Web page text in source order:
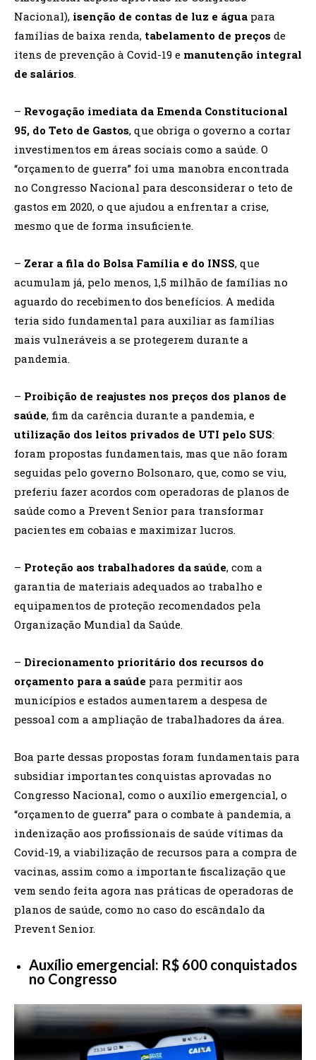
Nacional), isenção de contas de luz e água para
famílias de baixa renda, tabelamento de preços de
itens de prevenção à Covid-19 e manutenção integral
de salários.
– Revogação imediata da Emenda Constitucional
95, do Teto de Gastos, que obriga o governo a cortar
investimentos em áreas sociais como a saúde. O
“orçamento de guerra” foi uma manobra encontrada
no Congresso Nacional para desconsiderar o teto de
gastos em 2020, o que ajudou a enfrentar a crise,
mesmo que de forma insuficiente.
– Zerar a fila do Bolsa Família e do INSS, que
acumulam já, pelo menos, 1,5 milhão de famílias no
aguardo do recebimento dos benefícios. A medida
teria sido fundamental para auxiliar as famílias
mais vulneráveis a se protegerem durante a
pandemia.
– Proibição de reajustes nos preços dos planos de
saúde, fim da carência durante a pandemia, e
utilização dos leitos privados de UTI pelo SUS:
foram propostas fundamentais, mas que não foram
seguidas pelo governo Bolsonaro, que, como se viu,
preferiu fazer acordos com operadoras de planos de
saúde como a Prevent Senior para transformar
pacientes em cobaias e maximizar lucros.
– Proteção aos trabalhadores da saúde, com a
garantia de materiais adequados ao trabalho e
equipamentos de proteção recomendados pela
Organização Mundial da Saúde.
– Direcionamento prioritário dos recursos do
orçamento para a saúde para permitir aos
municípios e estados aumentarem a despesa de
pessoal com a ampliação de trabalhadores da área.
Boa parte dessas propostas foram fundamentais para
subsidiar importantes conquistas aprovadas no
Congresso Nacional, como o auxílio emergencial, o
“orçamento de guerra” para o combate à pandemia, a
indenização aos profissionais de saúde vítimas da
Covid-19, a viabilização de recursos para a compra de
vacinas, assim como a importante fiscalização que
vem sendo feita agora nas práticas de operadoras de
planos de saúde, como no caso do escândalo da
Prevent Senior.
Auxílio emergencial: R$ 600 conquistados
no Congresso